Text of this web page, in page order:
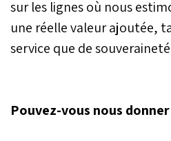
sur les lignes où nous
une réelle valeur ajoutée,
service que de
Pouvez-vous nous